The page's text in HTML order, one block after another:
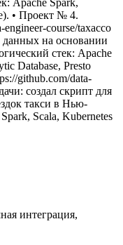
Apache Spark,
• Проект № 4.
course/taxacco
на основании
стек: Apache
Database, Presto
github.com/data-
создал скрипт для
такси в Нью-
Scala, Kubernetes
интеграция,